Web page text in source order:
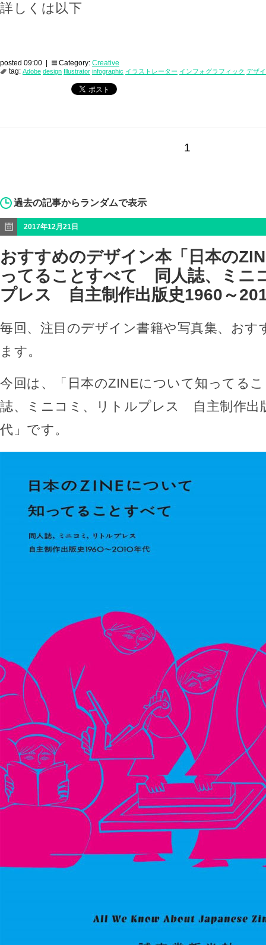
詳しくは以下
posted 09:00 | Category: Creative
tag: Adobe design Illustrator infographic イラストレーター インフォグラフィック デザ
1
過去の記事からランダムで表示
2017年12月21日
おすすめのデザイン本「日本の
ってることすべて 同人誌、ミニ
プレス 自主制作出版史1960～
毎回、注目のデザイン書籍や写真集、おす
ます。
今回は、「日本のZINEについて知ってる
誌、ミニコミ、リトルプレス 自主制作出
代」です。